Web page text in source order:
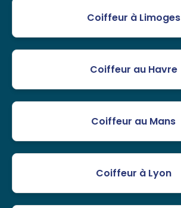
Coiffeur à Limoges
Coiffeur au Havre
Coiffeur au Mans
Coiffeur à Lyon